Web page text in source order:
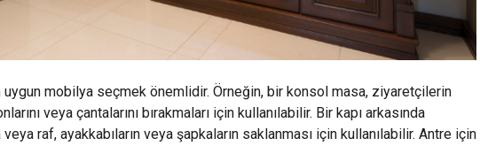
uygun mobilya seçmek önemlidir. Örneğin, bir konsol masa, ziyaretçilerin
veya çantalarını bırakmaları için kullanılabilir. Bir kapı arkasında
raf, ayakkabıların veya şapkaların saklanması için kullanılabilir. Antre için